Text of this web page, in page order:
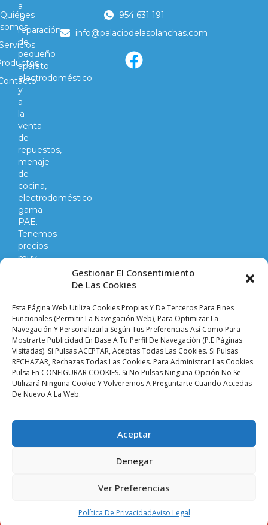
Gestionar El Consentimiento
De Las Cookies
Esta Página Web Utiliza Cookies Propias Y De Terceros Para Fines
Funcionales (permitir La Navegación Web), Para Optimizar La
Navegación Y Personalizarla Según Tus Preferencias Así Como Para
Mostrarte Publicidad En Base A Tu Perfil De Navegación (p.e Páginas
Visitadas). Si Pulsas ACEPTAR, Aceptas Todas Las Cookies. Si Pulsas
RECHAZAR, Rechazas Todas Las Cookies. Para Administrar Las Cookies
Pulsa En CONFIGURAR COOKIES. Si No Pulsas Ninguna Opción No Se
Utilizará Ninguna Cookie Y Volveremos A Preguntarte Cuando Accedas
De Nuevo A La Web.
Aceptar
Denegar
Ver Preferencias
Política De PrivacidadAviso Legal
a
la
reparación
de
pequeño
aparato
electrodoméstico
y
a
la
venta
de
repuestos,
menaje
de
cocina,
electrodoméstico
gama
PAE.
Tenemos
precios
muy
competitivos
lo
que
hacemos
y
vendemos.
Quiénes
somos
954 631 191
info@palaciodelasplanchas.com
Aviso legal |
Condiciones de venta y envíos |